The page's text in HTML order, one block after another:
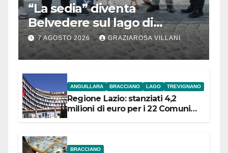
“La sedia” diventa
Belvedere sul lago di
Bracciano: ieri
l’inaugurazione
7 AGOSTO 2026 GRAZIAROSA VILLANI
ANGUILLARA BRACCIANO LAGO TREVIGNANO
Regione Lazio: stanziati 4,2
milioni di euro per i 22 Comuni
BRACCIANO